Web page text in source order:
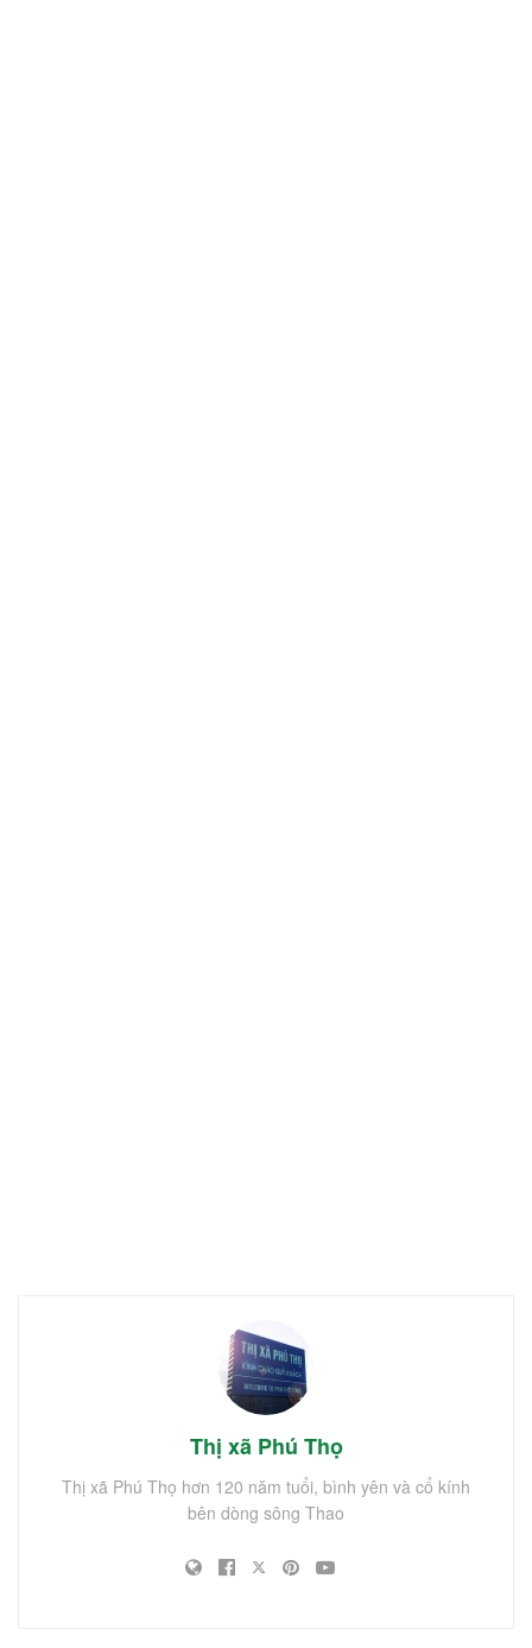
Thị xã Phú Thọ
Thị xã Phú Thọ hơn 120 năm tuổi, bình yên và cổ kính
bên dòng sông Thao